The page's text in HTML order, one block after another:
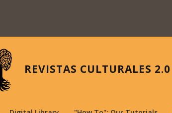
REVISTAS CULTURALES 2.0